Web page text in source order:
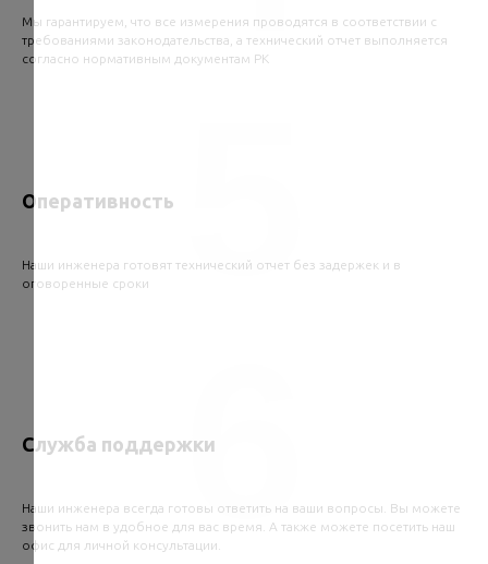
Мы гарантируем, что все измерения проводятся в соответствии с
требованиями законодательства, а технический отчет выполняется
согласно нормативным документам РК
Оперативность
Наши инженера готовят технический отчет без задержек и в
оговоренные сроки
5
Служба поддержки
Наши инженера всегда готовы ответить на ваши вопросы. Вы можете
звонить нам в удобное для вас время. А также можете посетить наш
офис для личной консультации.6